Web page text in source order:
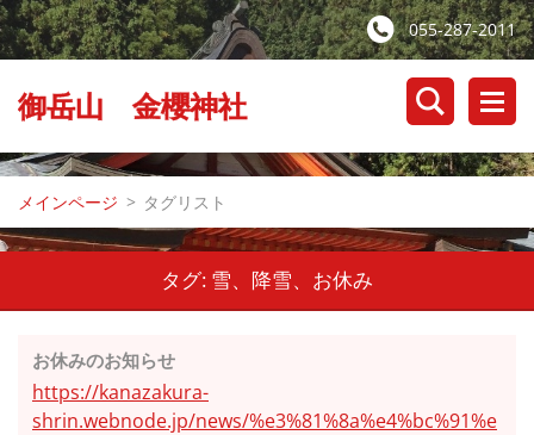
055-287-2011
御岳山 金櫻神社
メインページ > タグリスト
タグ: 雪、降雪、お休み
お休みのお知らせ
https://kanazakura-
shrin.webnode.jp/news/%e3%81%8a%e4%bc%91%e